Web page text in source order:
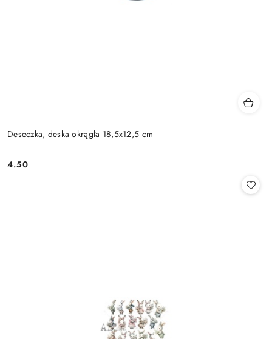
Deseczka, deska okrągła 18,5x12,5 cm
Cena:
4.50